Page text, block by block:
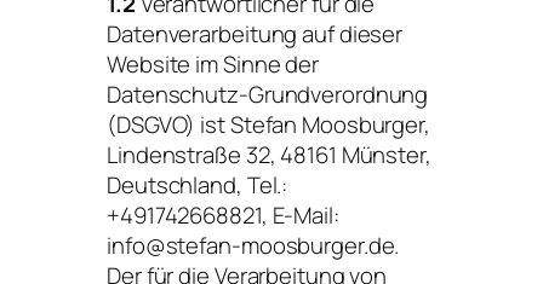
Datenverarbeitung auf dieser
Website im Sinne der
Datenschutz-Grundverordnung
(DSGVO) ist Stefan Moosburger,
Lindenstraße 32, 48161 Münster,
Deutschland, Tel.:
+491742668821, E-Mail:
info@stefan-moosburger.de.
Der für die Verarbeitung von